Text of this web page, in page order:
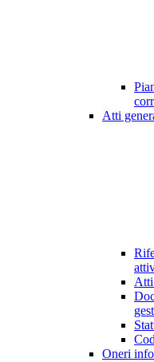
Atti
Atti
Oneri